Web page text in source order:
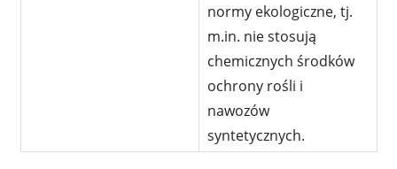
normy ekologiczne, tj.
m.in. nie stosują
chemicznych środków
ochrony rośli i
nawozów
syntetycznych.